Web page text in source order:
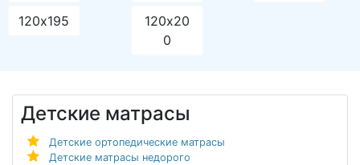
120х195
120х20
0
Детские матрасы
Детские ортопедические матрасы
Детские матрасы недорого